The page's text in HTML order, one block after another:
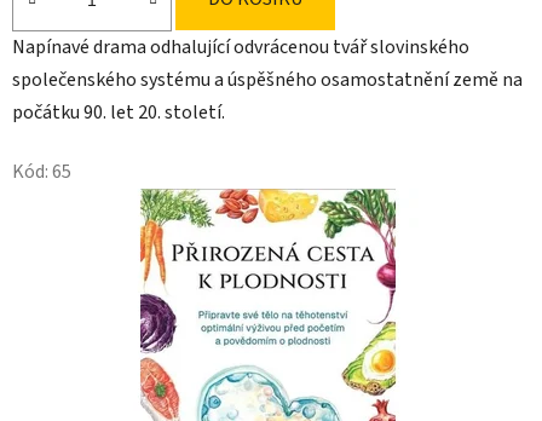
Napínavé drama odhalující odvrácenou tvář slovinského
společenského systému a úspěšného osamostatnění země na
počátku 90. let 20. století.
Kód:65